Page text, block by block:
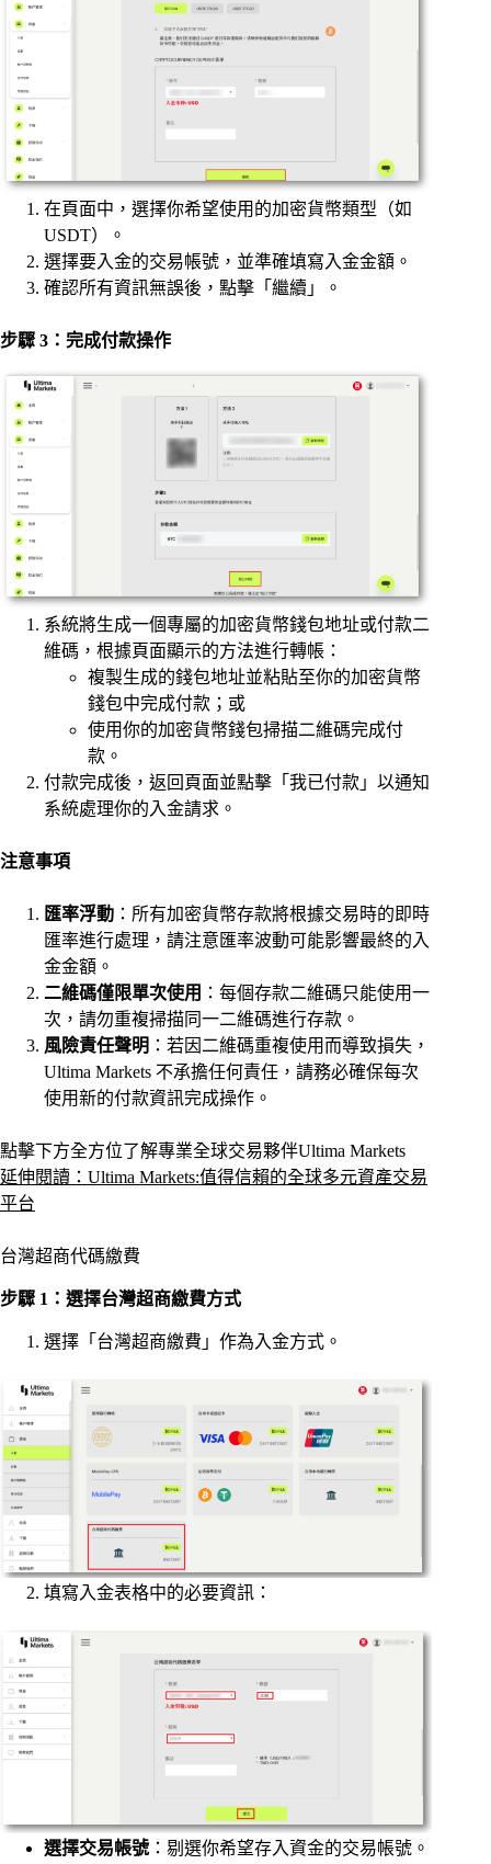
在頁面中，選擇你希望使用的加密貨幣類型（如
USDT）。
選擇要入金的交易帳號，並準確填寫入金金額。
確認所有資訊無誤後，點擊「繼續」。
步驟 3：完成付款操作
系統將生成一個專屬的加密貨幣錢包地址或付款二
維碼，根據頁面顯示的方法進行轉帳：
複製生成的錢包地址並粘貼至你的加密貨幣
錢包中完成付款；或
使用你的加密貨幣錢包掃描二維碼完成付
款。
付款完成後，返回頁面並點擊「我已付款」以通知
系統處理你的入金請求。
注意事項
匯率浮動 ：所有加密貨幣存款將根據交易時的即時
匯率進行處理，請注意匯率波動可能影響最終的入
金金額。
二維碼僅限單次使用 ：每個存款二維碼只能使用一
次，請勿重複掃描同一二維碼進行存款。
風險責任聲明 ：若因二維碼重複使用而導致損失，
Ultima Markets 不承擔任何責任，請務必確保每次
使用新的付款資訊完成操作。
點擊下方全方位了解專業全球交易夥伴Ultima Markets
延伸閱讀：Ultima Markets:值得信賴的全球多元資產交易
平台
台灣超商代碼繳費
步驟 1：選擇台灣超商繳費方式
選擇「台灣超商繳費」作為入金方式。
填寫入金表格中的必要資訊：
選擇交易帳號：剔選你希望存入資金的交易帳號。